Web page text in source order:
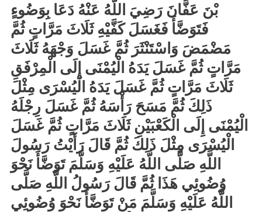
بْنَ عَفَّانَ رَضِيَ اللَّهُ عَنْهُ دَعَا بِوَضُوءٍ
فَتَوَضَّأَ فَغَسَلَ كَفَّيْهِ ثَلَاثَ مَرَّاتٍ ثُمَّ
مَضْمَضَ وَاسْتَنْثَرَ ثُمَّ غَسَلَ وَجْهَهُ ثَلَاثَ
مَرَّاتٍ ثُمَّ غَسَلَ يَدَهُ الْيُمْنَى إِلَى الْمِرْفَقِ
ثَلَاثَ مَرَّاتٍ ثُمَّ غَسَلَ يَدَهُ الْيُسْرَى مِثْلَ
ذَلِكَ ثُمَّ مَسَحَ رَأْسَهُ ثُمَّ غَسَلَ رِجْلَهُ
الْيُمْنَى إِلَى الْكَعْبَيْنِ ثَلَاثَ مَرَّاتٍ ثُمَّ غَسَلَ
الْيُسْرَى مِثْلَ ذَلِكَ ثُمَّ قَالَ رَأَيْتُ رَسُولَ
اللَّهِ صَلَّى اللَّهُ عَلَيْهِ وَسَلَّمَ تَوَضَّأَ نَحْوَ
وُضُوئِي هَذَا ثُمَّ قَالَ رَسُولُ اللَّهِ صَلَّى
اللَّهُ عَلَيْهِ وَسَلَّمَ مَنْ تَوَضَّأَ نَحْوَ وُضُوئِي